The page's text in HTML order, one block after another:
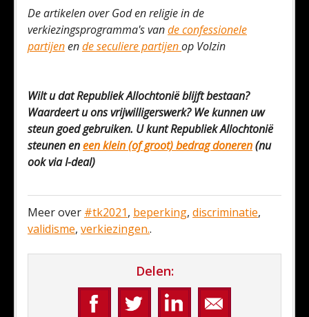
De artikelen over God en religie in de
verkiezingsprogramma's vande confessionele
partijenende seculiere partijenop Volzin
Wilt u dat Republiek Allochtonië blijft bestaan?
Waardeert u ons vrijwilligerswerk? We kunnen uw
steun goed gebruiken. U kunt Republiek Allochtonië
steunen eneen klein (of groot) bedrag doneren(nu
ook via I-deal)
Meer over #tk2021, beperking, discriminatie,
validisme, verkiezingen..
Delen: